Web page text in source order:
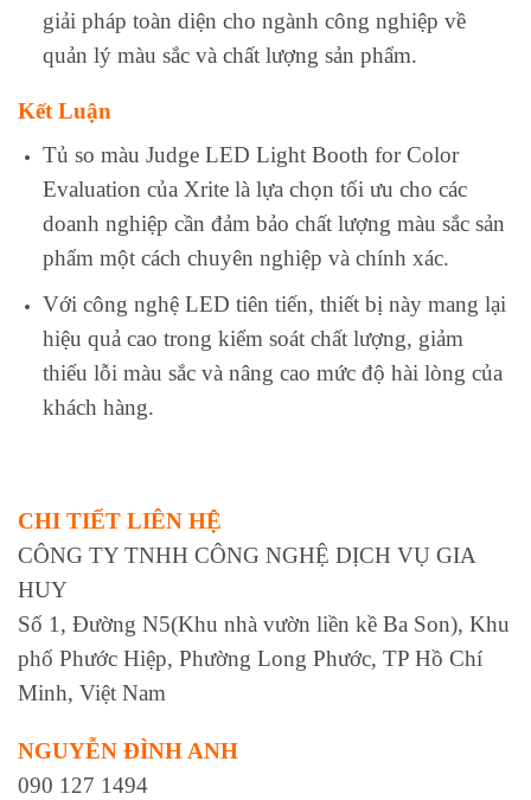
giải pháp toàn diện cho ngành công nghiệp về
quản lý màu sắc và chất lượng sản phẩm.
Kết Luận
Tủ so màu Judge LED Light Booth for Color
Evaluation của Xrite là lựa chọn tối ưu cho các
doanh nghiệp cần đảm bảo chất lượng màu sắc sản
phẩm một cách chuyên nghiệp và chính xác.
Với công nghệ LED tiên tiến, thiết bị này mang lại
hiệu quả cao trong kiểm soát chất lượng, giảm
thiểu lỗi màu sắc và nâng cao mức độ hài lòng của
khách hàng.
CHI TIẾT LIÊN HỆ
CÔNG TY TNHH CÔNG NGHỆ DỊCH VỤ GIA
HUY
Số 1, Đường N5(Khu nhà vườn liền kề Ba Son), Khu
phố Phước Hiệp, Phường Long Phước, TP Hồ Chí
Minh, Việt Nam
NGUYỄN ĐÌNH ANH
090 127 1494